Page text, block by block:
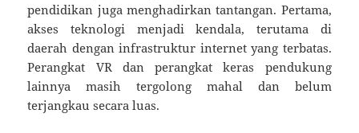
pendidikan juga menghadirkan tantangan. Pertama,
akses teknologi menjadi kendala, terutama di
daerah dengan infrastruktur internet yang terbatas.
Perangkat VR dan perangkat keras pendukung
lainnya masih tergolong mahal dan belum
terjangkau secara luas.